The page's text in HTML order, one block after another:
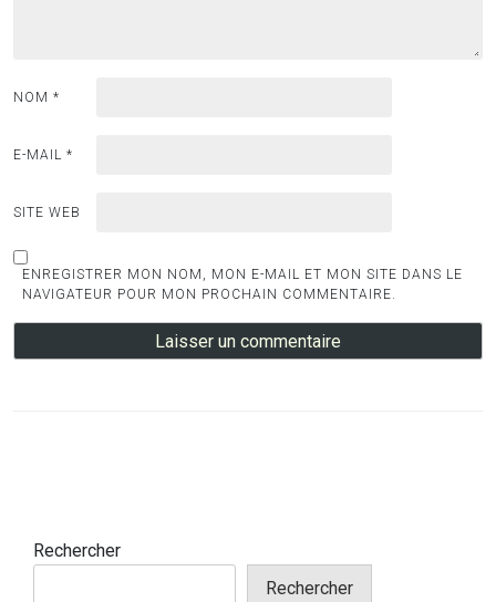
NOM *
E-MAIL *
SITE WEB
ENREGISTRER MON NOM, MON E-MAIL ET MON SITE DANS LE
NAVIGATEUR POUR MON PROCHAIN COMMENTAIRE.
Rechercher
Rechercher